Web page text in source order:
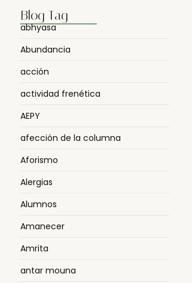
Blog Tag
abhyasa
Abundancia
acción
actividad frenética
AEPY
afección de la columna
Aforismo
Alergias
Alumnos
Amanecer
Amrita
antar mouna